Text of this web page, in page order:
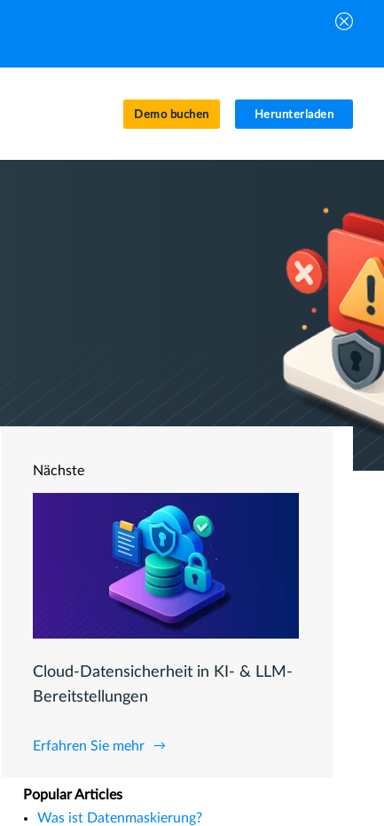
Demo buchen Herunterladen
Nächste
Cloud-Datensicherheit in KI- & LLM-
Bereitstellungen
Erfahren Sie mehr
Popular Articles
Was ist Datenmaskierung?